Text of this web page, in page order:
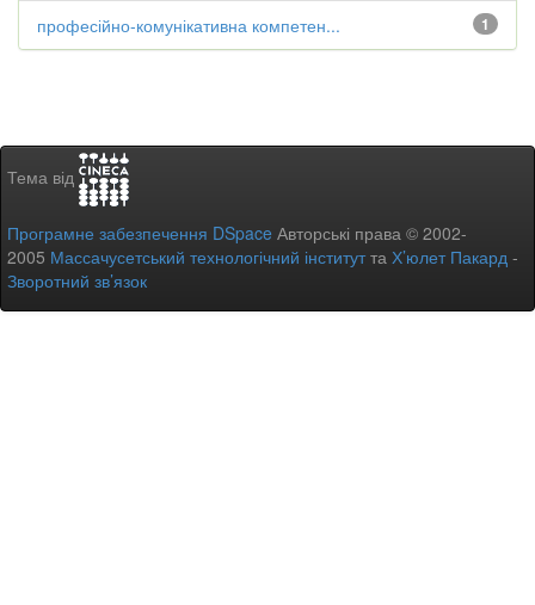
1
професійно-комунікативна компетен...
Тема від
Програмне забезпечення DSpace Авторські права © 2002-
2005 Массачусетський технологічний інститутта Х’юлет Пакард -
Зворотний зв’язок